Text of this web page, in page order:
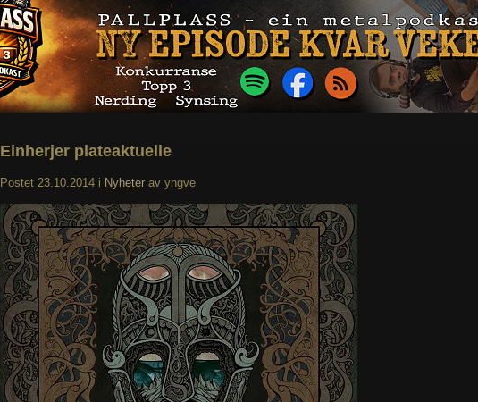
Einherjer plateaktuelle
Postet 23.10.2014 i Nyheter av yngve